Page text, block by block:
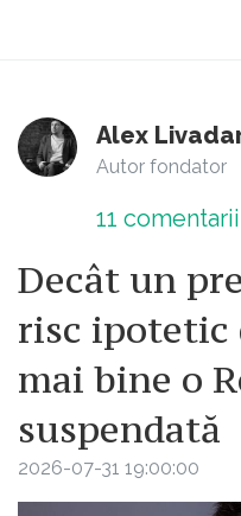
Alex
Autor fondator
11 comentarii
Decât un
risc ipotetic
mai bine o
suspendată
2026-07-31 19:00:00